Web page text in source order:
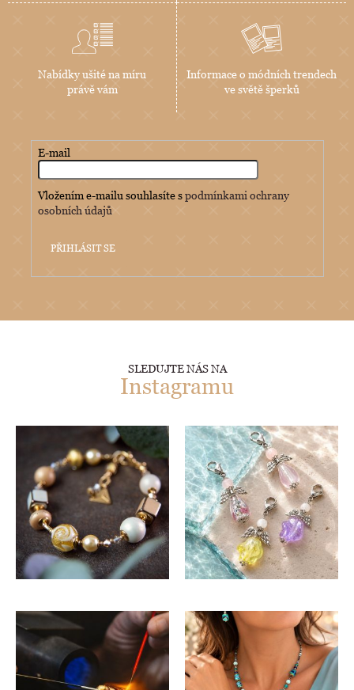
Nabídky ušité na míru
právě vám
Informace o módních trendech
ve světě šperků
E-mail
Vložením e-mailu souhlasíte spodmínkami ochrany
osobních údajů
PŘIHLÁSIT SE
SLEDUJTE NÁS NA
Instagramu